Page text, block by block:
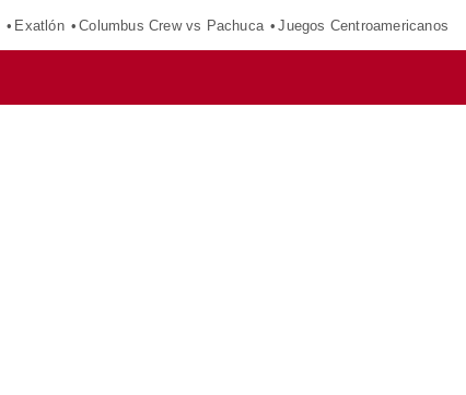
Exatlón Columbus Crew vs Pachuca Juegos Centroamericanos